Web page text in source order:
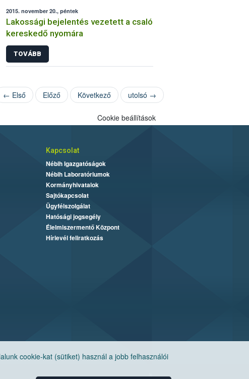
2015. november 20., péntek
Lakossági bejelentés vezetett a csaló
kereskedő nyomára
TOVÁBB
← Első Előző Következő utolsó →
cookie-kat (sütiket) használ a jobb felhasználói
Cookie beállítások
Kapcsolat
Nébih Igazgatóságok
Nébih Laboratóriumok
Kormányhivatalok
Sajtókapcsolat
Ügyfélszolgálat
Hatósági jogsegély
Élelmiszermentő Központ
Hírlevél feliratkozás